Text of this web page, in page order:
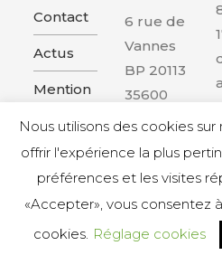
Contact
Actus
Mention
confiden
tialité
6 rue de
Vannes
BP 20113
35600
REDON
Nous utilisons des cookies
offrir l'expérience la plus
préférences et les visites
«Accepter», vous consentez
cookies. Réglage cookies